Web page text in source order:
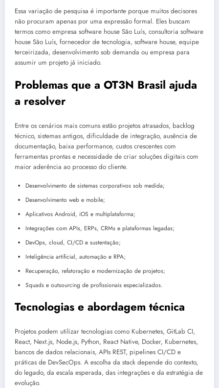
Essa variação de pesquisa é importante porque muitos decisores
não procuram apenas por uma expressão formal. Eles buscam
termos como empresa software house São Luís, consultoria software
house São Luís, fornecedor de tecnologia, software house, equipe
terceirizada, desenvolvimento sob demanda ou empresa para
assumir um projeto já iniciado.
Problemas que a OT3N Brasil ajuda
a resolver
Entre os cenários mais comuns estão projetos atrasados, backlog
técnico, sistemas antigos, dificuldade de integração, ausência de
documentação, baixa performance, custos crescentes com
ferramentas prontas e necessidade de criar soluções digitais com
maior aderência ao processo do cliente.
Desenvolvimento de sistemas corporativos sob medida;
Desenvolvimento web e mobile;
Aplicativos Android, iOS e multiplataforma;
Integrações com APIs, ERPs, CRMs e plataformas legadas;
DevOps, cloud, CI/CD e sustentação;
Inteligência artificial, automação e RPA;
Recuperação, refatoração e modernização de projetos;
Squads e outsourcing de profissionais especializados.
Tecnologias e abordagem técnica
Projetos podem utilizar tecnologias como Kubernetes, GitLab CI,
React, Next.js, Node.js, Python, React Native, Docker, Kubernetes,
bancos de dados relacionais, APIs REST, pipelines CI/CD e
práticas de DevSecOps. A escolha da stack depende do contexto,
do legado, da escala esperada, das integrações e da estratégia de
evolução.